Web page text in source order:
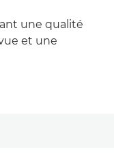
une qualité
et une